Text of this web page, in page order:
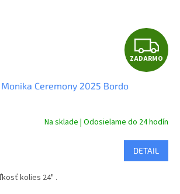
Z
A
A
R
M
ZADARMO
Ceremony 2025 Bordo
Na sklade | Odosielame do 24 hodín
DETAIL
kolies 24" .